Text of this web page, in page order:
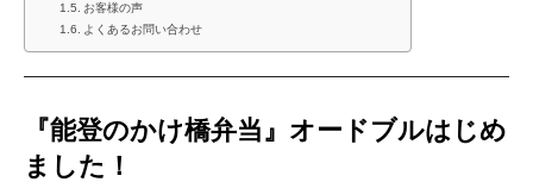
お客様の声
よくあるお問い合わせ
『能登のかけ橋弁当』オードブルはじめ
ました！